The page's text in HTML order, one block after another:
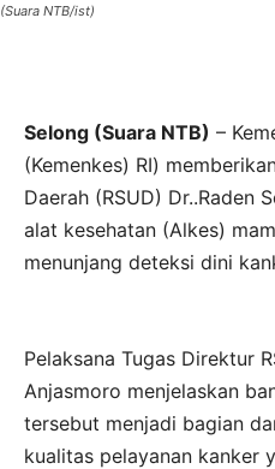
(Suara NTB/ist)
Selong (Suara NTB) –
(Kemenkes) RI)
Daerah (RSUD) Dr..Raden
alat kesehatan (Alkes)
menunjang deteksi dini
Pelaksana Tugas Direktur
Anjasmoro menjelaskan
tersebut menjadi bagian
kualitas pelayanan kanker